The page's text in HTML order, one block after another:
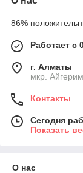
86%
Работает с
г. Алматы
мкр.
Контакты
Сегодня
Показать
О нас